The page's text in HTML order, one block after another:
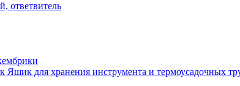
ответвитель
Ящик для хранения инструмента и термоусадочных